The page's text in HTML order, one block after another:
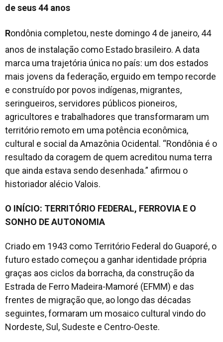
de seus 44 anos
Rondônia completou, neste domingo 4 de janeiro, 44
anos de instalação como Estado brasileiro. A data
marca uma trajetória única no país: um dos estados
mais jovens da federação, erguido em tempo recorde
e construído por povos indígenas, migrantes,
seringueiros, servidores públicos pioneiros,
agricultores e trabalhadores que transformaram um
território remoto em uma potência econômica,
cultural e social da Amazônia Ocidental. “Rondônia é o
resultado da coragem de quem acreditou numa terra
que ainda estava sendo desenhada.” afirmou o
historiador alécio Valois.
O INÍCIO: TERRITÓRIO FEDERAL, FERROVIA E O
SONHO DE AUTONOMIA
Criado em 1943 como Território Federal do Guaporé, o
futuro estado começou a ganhar identidade própria
graças aos ciclos da borracha, da construção da
Estrada de Ferro Madeira-Mamoré (EFMM) e das
frentes de migração que, ao longo das décadas
seguintes, formaram um mosaico cultural vindo do
Nordeste, Sul, Sudeste e Centro-Oeste.